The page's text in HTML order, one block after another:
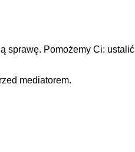
sprawę. Pomożemy Ci: ustalić
mediatorem.